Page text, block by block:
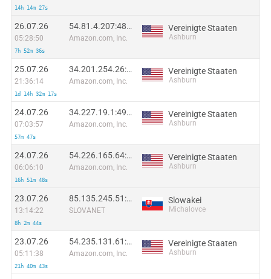
14h 14m 27s
26.07.26
05:28:50
7h 52m 36s
54.81.4.207:48738
Amazon.com, Inc.
Vereinigte Staaten
Ashburn
25.07.26
21:36:14
1d 14h 32m 17s
34.201.254.26:46423
Amazon.com, Inc.
Vereinigte Staaten
Ashburn
24.07.26
07:03:57
57m 47s
34.227.19.1:49772
Amazon.com, Inc.
Vereinigte Staaten
Ashburn
24.07.26
06:06:10
16h 51m 48s
54.226.165.64:14756
Amazon.com, Inc.
Vereinigte Staaten
Ashburn
23.07.26
13:14:22
8h 2m 44s
85.135.245.51:35818
SLOVANET
Slowakei
Michalovce
23.07.26
05:11:38
21h 40m 43s
54.235.131.61:30017
Amazon.com, Inc.
Vereinigte Staaten
Ashburn